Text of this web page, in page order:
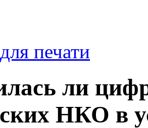
печати
ли
НКО в